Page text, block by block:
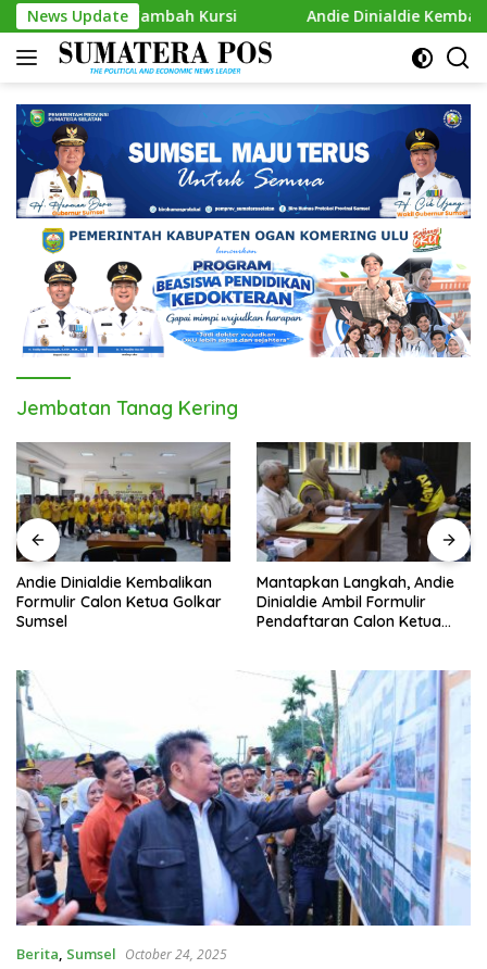
Skip
to
content
News Update
Gas Tambah Kursi Andie Dinialdie Kembalikan
Jembatan Tanag Kering
Andie Dinialdie Kembalikan
Formulir Calon Ketua Golkar
Sumsel
Mantapkan Langkah, Andie
Dinialdie Ambil Formulir
Pendaftaran Calon Ketua
Berita, Sumsel October 24, 2025